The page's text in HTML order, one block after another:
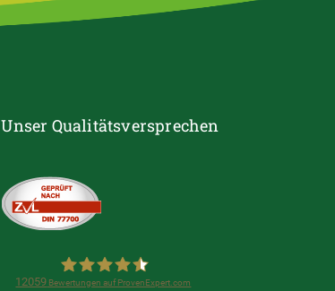
Unser Qualitätsversprechen
12059 Bewertungen auf ProvenExpert.com